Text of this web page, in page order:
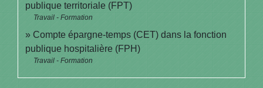
publique territoriale (FPT)
Travail - Formation
Compte épargne-temps (CET) dans la fonction
publique hospitalière (FPH)
Travail - Formation